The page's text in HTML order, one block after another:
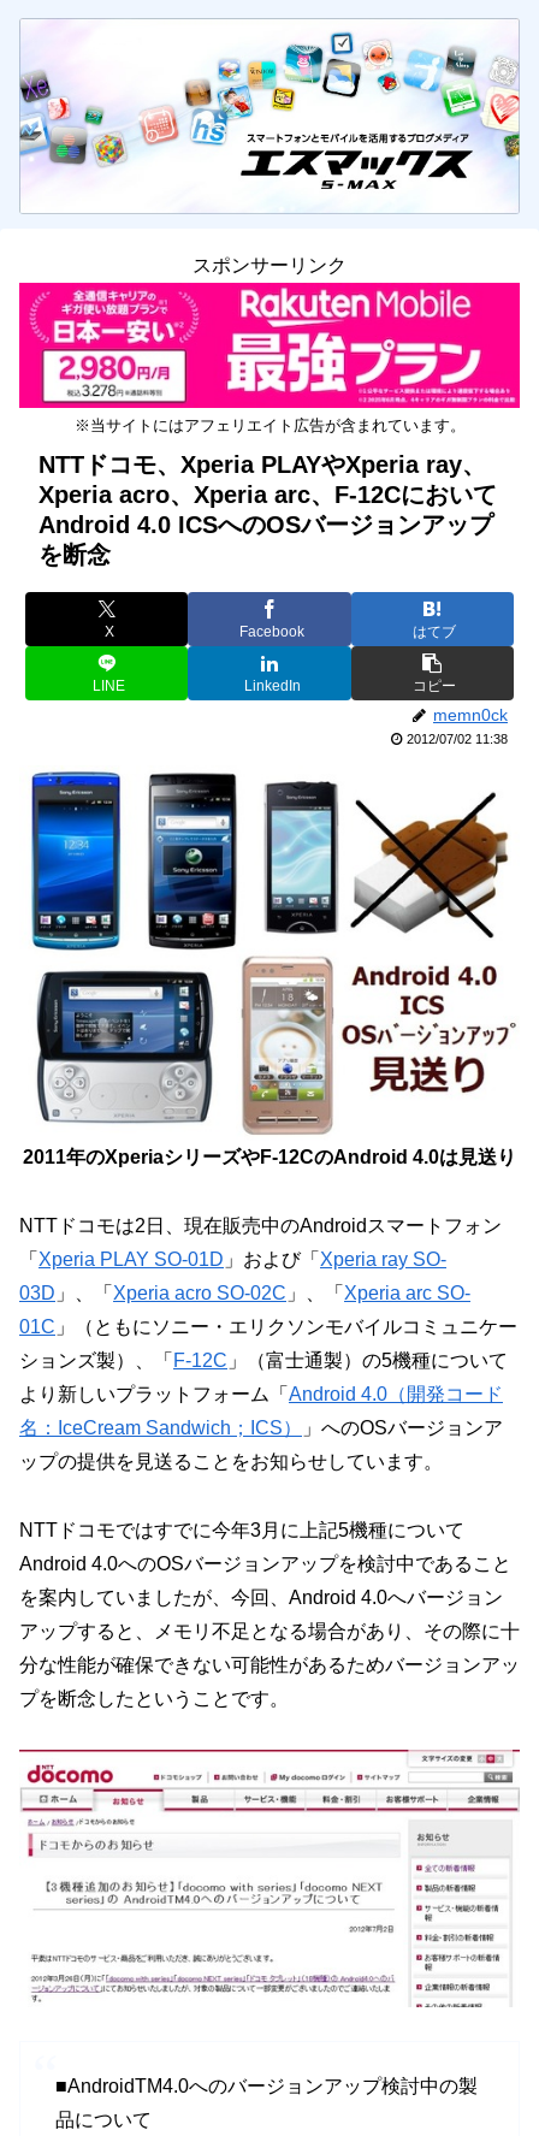
スポンサーリンク
※当サイトにはアフェリエイト広告が含まれています。
NTTドコモ、Xperia PLAYやXperia ray、
Xperia acro、Xperia arc、F-12Cにおいて
Android 4.0 ICSへのOSバージョンアップ
を断念
X Facebook はてブ
LINE LinkedIn コピー
memn0ck
2012/07/02 11:38
2011年のXperiaシリーズやF-12CのAndroid 4.0は見送り
NTTドコモは2日、現在販売中のAndroidスマートフォン
「 Xperia PLAY SO-01D 」および「 Xperia ray SO-
03D 」、「 Xperia acro SO-02C 」、「 Xperia arc SO-
01C 」（ともにソニー・エリクソンモバイルコミュニケー
ションズ製）、「 F-12C 」（富士通製）の5機種について
より新しいプラットフォーム「 Android 4.0（開発コード
名：IceCream Sandwich；ICS）
」へのOSバージョンア
ップの提供を見送ることをお知らせしています。
NTTドコモではすでに今年3月に上記5機種について
Android 4.0へのOSバージョンアップを検討中であること
を案内していましたが、今回、Android 4.0へバージョン
アップすると、メモリ不足となる場合があり、その際に十
分な性能が確保できない可能性があるためバージョンアッ
プを断念したということです。
■AndroidTM4.0へのバージョンアップ検討中の製
品について